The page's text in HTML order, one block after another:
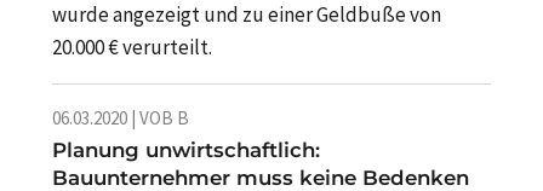
wurde angezeigt und zu einer Geldbuße von
20.000 € verurteilt.
06.03.2020 | VOB B
Planung unwirtschaftlich:
Bauunternehmer muss keine Bedenken